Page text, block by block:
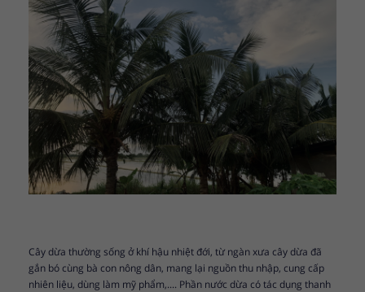
Cây dừa thường sống ở khí hậu nhiệt đới, từ ngàn xưa cây dừa đã
gắn bó cùng bà con nông dân, mang lại nguồn thu nhập, cung cấp
nhiên liệu, dùng làm mỹ phẩm,.... Phần nước dừa có tác dụng thanh